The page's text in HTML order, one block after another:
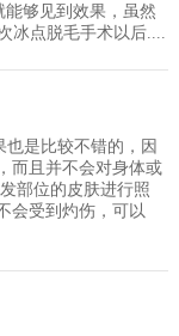
够见到效果，虽然
冰点脱毛手术以后....
是比较不错的，因
而且并不会对身体或
部位的皮肤进行照
会受到灼伤，可以